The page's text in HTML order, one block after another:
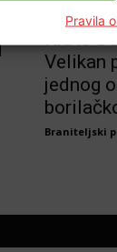
Pravila
KRAJ
Velikan
jednog
Braniteljski